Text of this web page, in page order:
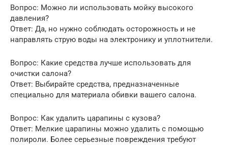
Вопрос: Можно ли использовать мойку высокого
давления?
Ответ: Да, но нужно соблюдать осторожность и не
направлять струю воды на электронику и уплотнители.
Вопрос: Какие средства лучше использовать для
очистки салона?
Ответ: Выбирайте средства, предназначенные
специально для материала обивки вашего салона.
Вопрос: Как удалить царапины с кузова?
Ответ: Мелкие царапины можно удалить с помощью
полироли. Более серьезные повреждения требуют